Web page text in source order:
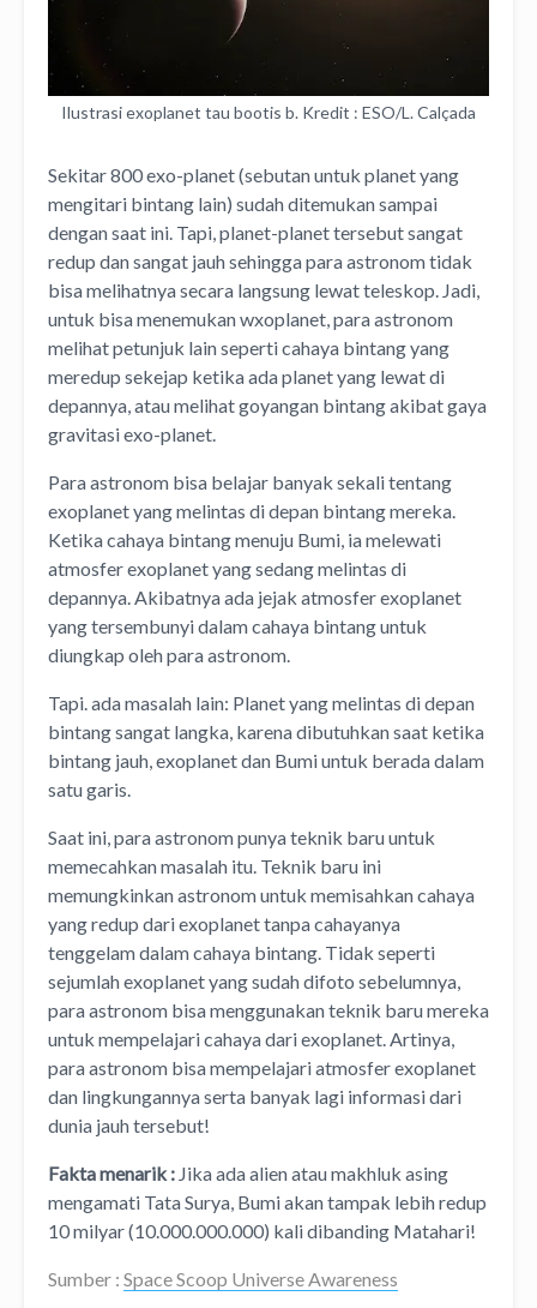
Ilustrasi exoplanet tau bootis b. Kredit : ESO/L. Calçada
Sekitar 800 exo-planet (sebutan untuk planet yang
mengitari bintang lain) sudah ditemukan sampai
dengan saat ini. Tapi, planet-planet tersebut sangat
redup dan sangat jauh sehingga para astronom tidak
bisa melihatnya secara langsung lewat teleskop. Jadi,
untuk bisa menemukan wxoplanet, para astronom
melihat petunjuk lain seperti cahaya bintang yang
meredup sekejap ketika ada planet yang lewat di
depannya, atau melihat goyangan bintang akibat gaya
gravitasi exo-planet.
Para astronom bisa belajar banyak sekali tentang
exoplanet yang melintas di depan bintang mereka.
Ketika cahaya bintang menuju Bumi, ia melewati
atmosfer exoplanet yang sedang melintas di
depannya. Akibatnya ada jejak atmosfer exoplanet
yang tersembunyi dalam cahaya bintang untuk
diungkap oleh para astronom.
Tapi. ada masalah lain: Planet yang melintas di depan
bintang sangat langka, karena dibutuhkan saat ketika
bintang jauh, exoplanet dan Bumi untuk berada dalam
satu garis.
Saat ini, para astronom punya teknik baru untuk
memecahkan masalah itu. Teknik baru ini
memungkinkan astronom untuk memisahkan cahaya
yang redup dari exoplanet tanpa cahayanya
tenggelam dalam cahaya bintang. Tidak seperti
sejumlah exoplanet yang sudah difoto sebelumnya,
para astronom bisa menggunakan teknik baru mereka
untuk mempelajari cahaya dari exoplanet. Artinya,
para astronom bisa mempelajari atmosfer exoplanet
dan lingkungannya serta banyak lagi informasi dari
dunia jauh tersebut!
Fakta menarik : Jika ada alien atau makhluk asing
mengamati Tata Surya, Bumi akan tampak lebih redup
10 milyar (10.000.000.000) kali dibanding Matahari!
Sumber : Space Scoop Universe Awareness